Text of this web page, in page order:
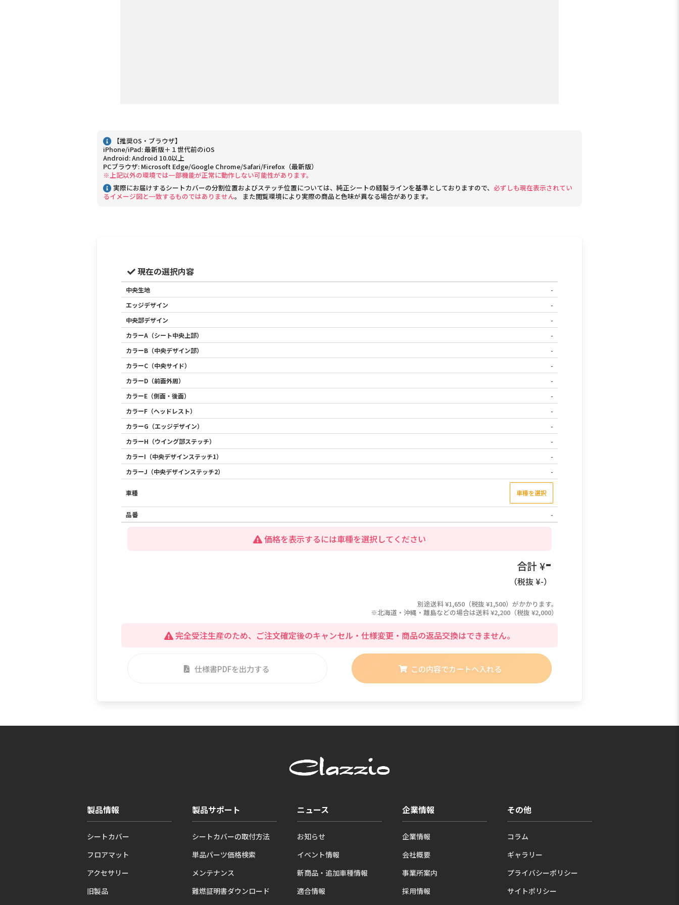
【推奨OS・ブラウザ】
iPhone/iPad: 最新版＋１世代前のiOS
Android: Android 10.0以上
PCブラウザ: Microsoft Edge/Google Chrome/Safari/Firefox（最新版）
※上記以外の環境では一部機能が正常に動作しない可能性があります。
実際にお届けするシートカバーの分割位置およびステッチ位置については、純正シートの縫製ラインを基準としておりますので、 必ずしも現在表示されてい
るイメージ図と一致するものではありません。 また閲覧環境により実際の商品と色味が異なる場合があります。
現在の選択内容
中央生地
-
エッジデザイン
-
中央部デザイン
-
カラーA（シート中央上部）
-
カラーB（中央デザイン部）
-
カラーC（中央サイド）
-
カラーD（前面外周）
-
カラーE（側面・後面）
-
カラーF（ヘッドレスト）
-
カラーG（エッジデザイン）
-
カラーH（ウイング部ステッチ）
-
カラーI（中央デザインステッチ1）
-
カラーJ（中央デザインステッチ2）
-
車種 車種を選択
品番 -
価格を表示するには車種を選択してください
合計 ¥-
（税抜 ¥-）
別途送料 ¥1,650（税抜 ¥1,500）がかかります。
※北海道・沖縄・離島などの場合は送料 ¥2,200（税抜 ¥2,000）
完全受注生産のため、ご注文確定後のキャンセル・仕様変更・商品の返品交換はできません。
仕様書PDFを出力する この内容でカートへ入れる
製品情報
シートカバー
フロアマット
アクセサリー
旧製品
製品サポート
シートカバーの取付方法
単品パーツ価格検索
メンテナンス
難燃証明書ダウンロード
ニュース
お知らせ
イベント情報
新商品・追加車種情報
適合情報
企業情報
企業情報
会社概要
事業所案内
採用情報
その他
コラム
ギャラリー
プライバシーポリシー
サイトポリシー